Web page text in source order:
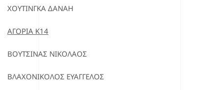
ΧΟΥΤΙΝΓΚΑ ΔΑΝΑΗ
ΑΓΟΡΙΑ Κ14
ΒΟΥΤΣΙΝΑΣ ΝΙΚΟΛΑΟΣ
ΒΛΑΧΟΝΙΚΟΛΟΣ ΕΥΑΓΓΕΛΟΣ